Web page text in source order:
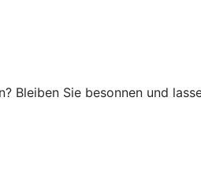
Bleiben Sie besonnen und